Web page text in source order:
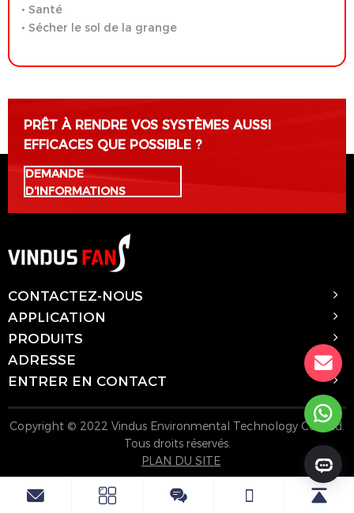
• Santé
• Sécher le sol de la grange
PRÊT À RENDRE VOS SYSTÈMES AUSSI
EFFICACES QUE POSSIBLE ?
DEMANDE
D'INFORMATIONS
CONTACTEZ-NOUS
APPLICATION
PRODUITS
ADRESSE
ENTRER EN CONTACT
Copyright © 2022 Vindus Environmental Technology Co., Ltd.
Tous droits réservés.
PLAN DU SITE